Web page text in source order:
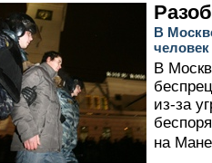
В
человек
В
из-за
на